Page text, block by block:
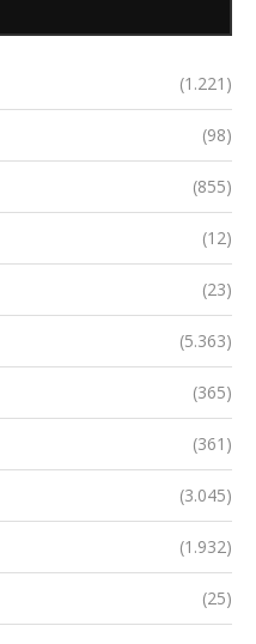
(1.221)
(98)
(855)
(12)
(23)
(5.363)
(365)
(361)
(3.045)
(1.932)
(25)